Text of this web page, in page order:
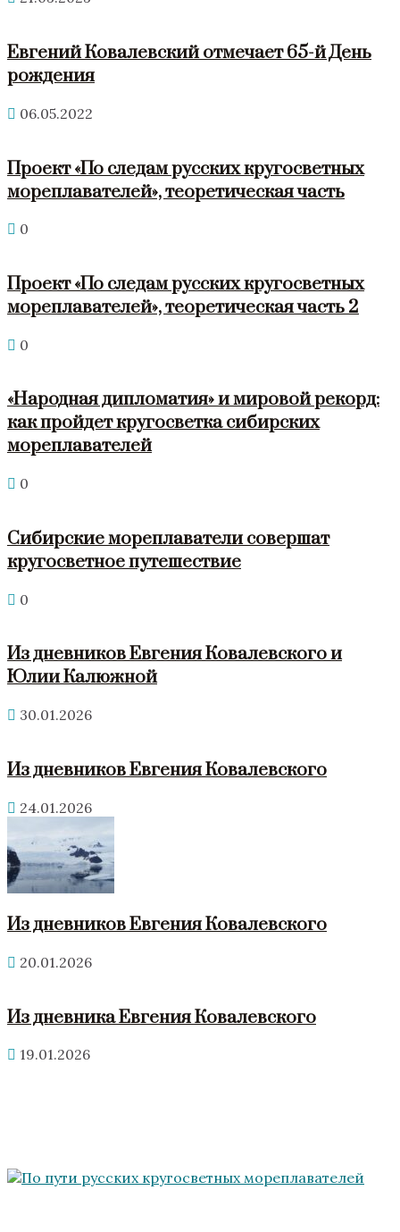
Евгений Ковалевский отмечает 65-й День
рождения
06.05.2022
Проект «По следам русских кругосветных
мореплавателей», теоретическая часть
0
Проект «По следам русских кругосветных
мореплавателей», теоретическая часть 2
0
«Народная дипломатия» и мировой рекорд:
как пройдет кругосветка сибирских
мореплавателей
0
Сибирские мореплаватели совершат
кругосветное путешествие
0
Из дневников Евгения Ковалевского и
Юлии Калюжной
30.01.2026
Из дневников Евгения Ковалевского
24.01.2026
Из дневников Евгения Ковалевского
20.01.2026
Из дневника Евгения Ковалевского
19.01.2026